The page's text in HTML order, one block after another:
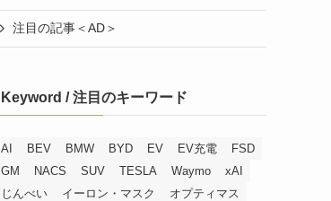
注目の記事＜AD＞
Keyword / 注目のキーワード
AI BEV BMW BYD EV EV充電
FSD
GM
NACS SUV TESLA Waymo
xAI
じんべい
イーロン・マスク
オプティマス